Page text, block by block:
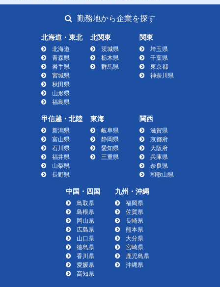
勤務地から企業を探す
北海道・東北
北海道
青森県
岩手県
宮城県
秋田県
山形県
福島県
北関東
茨城県
栃木県
群馬県
関東
埼玉県
千葉県
東京都
神奈川県
甲信越・北陸
新潟県
富山県
石川県
福井県
山梨県
長野県
東海
岐阜県
静岡県
愛知県
三重県
関西
滋賀県
京都府
大阪府
兵庫県
奈良県
和歌山県
中国・四国
鳥取県
島根県
岡山県
広島県
山口県
徳島県
香川県
愛媛県
高知県
九州・沖縄
福岡県
佐賀県
長崎県
熊本県
大分県
宮崎県
鹿児島県
沖縄県